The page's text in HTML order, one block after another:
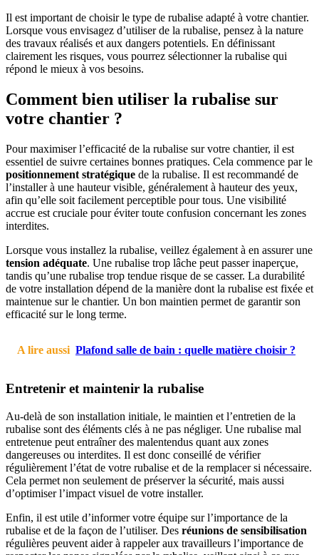
Il est important de choisir le type de rubalise adapté à votre chantier.
Lorsque vous envisagez d’utiliser de la rubalise, pensez à la nature
des travaux réalisés et aux dangers potentiels. En définissant
clairement les risques, vous pourrez sélectionner la rubalise qui
répond le mieux à vos besoins.
Comment bien utiliser la rubalise sur
votre chantier ?
Pour maximiser l’efficacité de la rubalise sur votre chantier, il est
essentiel de suivre certaines bonnes pratiques. Cela commence par le
positionnement stratégique de la rubalise. Il est recommandé de
l’installer à une hauteur visible, généralement à hauteur des yeux,
afin qu’elle soit facilement perceptible pour tous. Une visibilité
accrue est cruciale pour éviter toute confusion concernant les zones
interdites.
Lorsque vous installez la rubalise, veillez également à en assurer une
tension adéquate. Une rubalise trop lâche peut passer inaperçue,
tandis qu’une rubalise trop tendue risque de se casser. La durabilité
de votre installation dépend de la manière dont la rubalise est fixée et
maintenue sur le chantier. Un bon maintien permet de garantir son
efficacité sur le long terme.
A lire aussi Plafond salle de bain : quelle matière choisir ?
Entretenir et maintenir la rubalise
Au-delà de son installation initiale, le maintien et l’entretien de la
rubalise sont des éléments clés à ne pas négliger. Une rubalise mal
entretenue peut entraîner des malentendus quant aux zones
dangereuses ou interdites. Il est donc conseillé de vérifier
régulièrement l’état de votre rubalise et de la remplacer si nécessaire.
Cela permet non seulement de préserver la sécurité, mais aussi
d’optimiser l’impact visuel de votre installer.
Enfin, il est utile d’informer votre équipe sur l’importance de la
rubalise et de la façon de l’utiliser. Des réunions de sensibilisation
régulières peuvent aider à rappeler aux travailleurs l’importance de